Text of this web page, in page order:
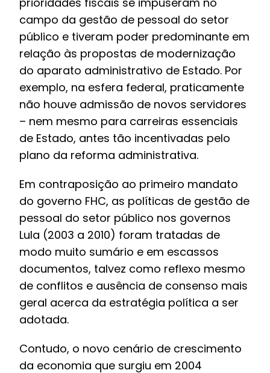
campo da gestão de pessoal do setor
público e tiveram poder predominante em
relação às propostas de modernização
do aparato administrativo de Estado. Por
exemplo, na esfera federal, praticamente
não houve admissão de novos servidores
– nem mesmo para carreiras essenciais
de Estado, antes tão incentivadas pelo
plano da reforma administrativa.
Em contraposição ao primeiro mandato
do governo FHC, as políticas de gestão de
pessoal do setor público nos governos
Lula (2003 a 2010) foram tratadas de
modo muito sumário e em escassos
documentos, talvez como reflexo mesmo
de conflitos e ausência de consenso mais
geral acerca da estratégia política a ser
adotada.
Contudo, o novo cenário de crescimento
da economia que surgiu em 2004